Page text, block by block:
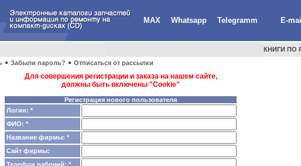
MAX Whatsapp Telegramm E-mail
КНИГИ ПО
Забыли пароль? Отписаться от рассылки
Для совершения регистрации и заказа на нашем сайте,
должны быть включены "Cookie"
Регистрация нового пользователя
Логин: *
ФИО: *
Название фирмы: *
Сайт фирмы:
Телефон рабочий: *